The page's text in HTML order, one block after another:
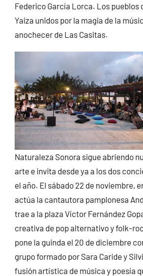
Federico García Lorca. Los pueblos
Yaiza unidos por la magia de la
anochecer de Las Casitas.
Naturaleza Sonora sigue abriendo
arte e invita desde ya a los dos
el año. El sábado 22 de noviembre,
actúa la cantautora pamplonesa
trae a la plaza Víctor Fernández
creativa de pop alternativo y folk-
pone la guinda el 20 de diciembre
grupo formado por Sara Caride y
fusión artística de música y poesía